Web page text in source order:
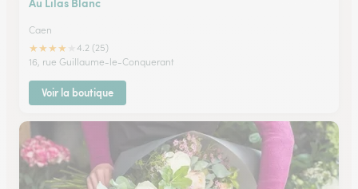
Caen
★★★★
4.2 (25)
16, rue Guillaume-le-Conquerant
Voir la boutique